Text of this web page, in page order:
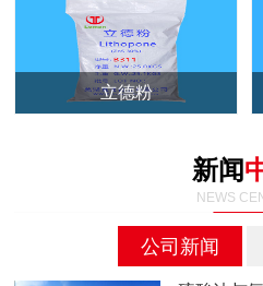
立德粉
新闻
NEWS
公司新闻